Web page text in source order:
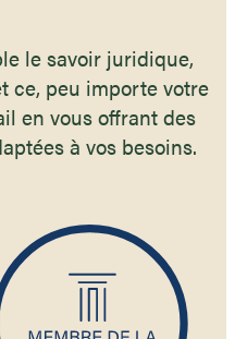
le savoir juridique,
ce, peu importe votre
en vous offrant des
à vos besoins.